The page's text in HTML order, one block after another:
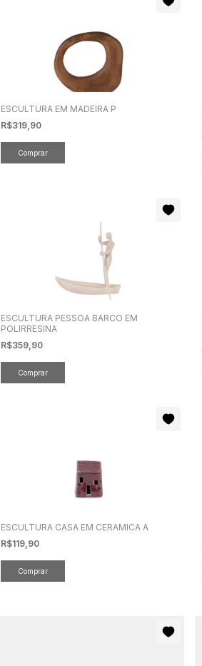
ESCULTURA EM MADEIRA P
R$319,90
ESCULTURA PESSOA BARCO EM
POLIRRESINA
R$359,90
ESCULTURA CASA EM CERAMICA A
R$119,90